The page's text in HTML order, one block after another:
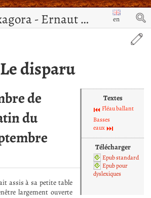
Hexagora - Ernaut de Jérusalem
en
Le disparu
Textes
Fléau ballant
Basses
eaux
Télécharger
Epub standard
Epub pour
dyslexiques
de
du
assis à sa petite table
largement ouverte